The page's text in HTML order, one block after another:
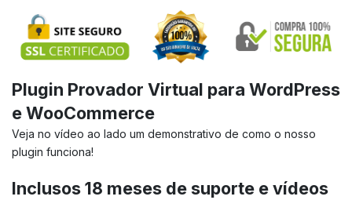
Plugin Provador Virtual para WordPress
e WooCommerce
Veja no vídeo ao lado um demonstrativo de como o nosso
plugin funciona!
Inclusos 18 meses de suporte e vídeos